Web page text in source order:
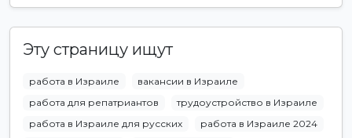
Эту страницу ищут
работа в Израиле
вакансии в Израиле
работа для репатриантов
трудоустройство в Израиле
работа в Израиле для русских
работа в Израиле 2024